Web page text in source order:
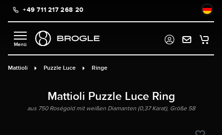
springen
+49 711 217 268 20
Mattioli Puzzle Luce Ringe
Mattioli Puzzle Luce Ring
aus 750 Roségold mit weißen Diamanten (0,37 Karat), Größe 58